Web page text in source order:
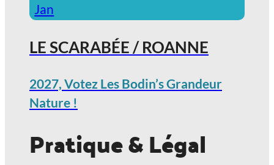
Jan
LE SCARABÉE / ROANNE
2027, Votez Les Bodin’s Grandeur
Nature !
Pratique & Légal